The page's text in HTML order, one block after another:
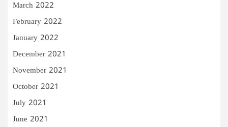
March 2022
February 2022
January 2022
December 2021
November 2021
October 2021
July 2021
June 2021